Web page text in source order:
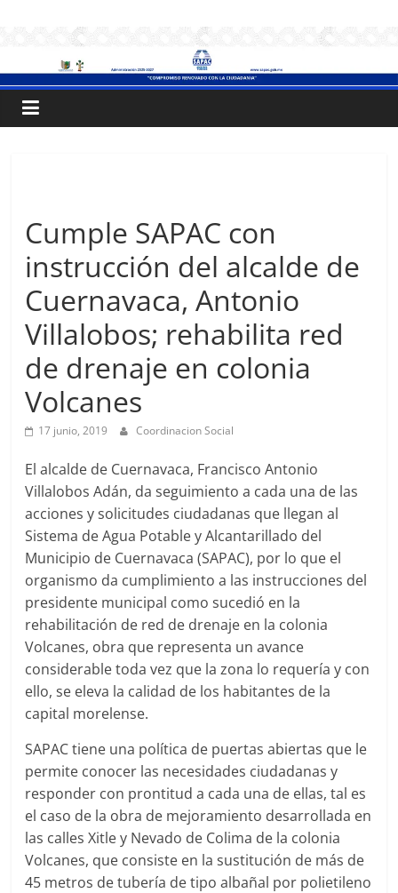
S
A
A
C
:.
Sistema
de
Agua
Potable
Alcantarillado
del
Municipio
de
Cuernavaca
Cumple SAPAC con
instrucción del alcalde de
Cuernavaca, Antonio
Villalobos; rehabilita red
de drenaje en colonia
Volcanes
17 junio, 2019 Coordinacion Social
El alcalde de Cuernavaca, Francisco Antonio
Villalobos Adán, da seguimiento a cada una de las
acciones y solicitudes ciudadanas que llegan al
Sistema de Agua Potable y Alcantarillado del
Municipio de Cuernavaca (SAPAC), por lo que el
organismo da cumplimiento a las instrucciones del
presidente municipal como sucedió en la
rehabilitación de red de drenaje en la colonia
Volcanes, obra que representa un avance
considerable toda vez que la zona lo requería y con
ello, se eleva la calidad de los habitantes de la
capital morelense.
SAPAC tiene una política de puertas abiertas que le
permite conocer las necesidades ciudadanas y
responder con prontitud a cada una de ellas, tal es
el caso de la obra de mejoramiento desarrollada en
las calles Xitle y Nevado de Colima de la colonia
Volcanes, que consiste en la sustitución de más de
45 metros de tubería de tipo albañal por polietileno